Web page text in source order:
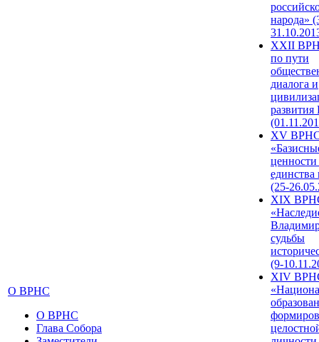
О ВРНС
О ВРНС
Глава Собора
народа»
XXII
по пути
диалога и
развития
XV
единства
(25-
XIX
судьбы
(9-
XIV